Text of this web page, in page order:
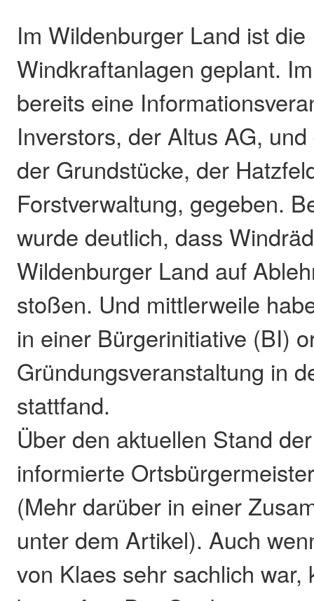
Im Wildenburger Land ist
Windkraftanlagen geplant.
bereits eine
Inverstors, der Altus AG,
der Grundstücke, der
Forstverwaltung, gegeben.
wurde deutlich, dass
Wildenburger Land auf
stoßen. Und mittlerweile
in einer Bürgerinitiative (BI)
Gründungsveranstaltung in
stattfand.
Über den aktuellen Stand
informierte
(Mehr darüber in einer
unter dem Artikel). Auch
von Klaes sehr sachlich war,